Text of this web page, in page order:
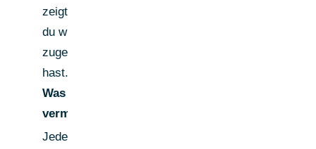
zeigt, dass
du wirklich
zugehört
hast.
Was du
vermeidest:
Jeden Post